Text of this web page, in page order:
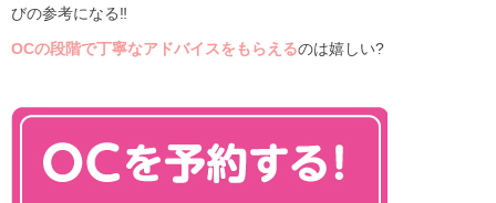
びの参考になる‼
OCの段階で丁寧なアドバイスをもらえるのは嬉しい?